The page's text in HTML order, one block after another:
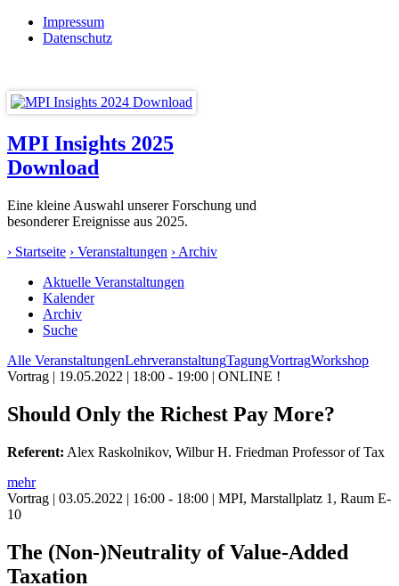
Impressum
Datenschutz
MPI Insights 2025
Download
Eine kleine Auswahl unserer Forschung und
besonderer Ereignisse aus 2025.
› Startseite › Veranstaltungen › Archiv
Aktuelle Veranstaltungen
Kalender
Archiv
Suche
Alle VeranstaltungenLehrveranstaltungTagungVortragWorkshop
Vortrag | 19.05.2022 | 18:00 - 19:00 | ONLINE !
Should Only the Richest Pay More?
Referent: Alex Raskolnikov, Wilbur H. Friedman Professor of Tax
mehr
Vortrag | 03.05.2022 | 16:00 - 18:00 | MPI, Marstallplatz 1, Raum E-
10
The (Non-)Neutrality of Value-Added
Taxation